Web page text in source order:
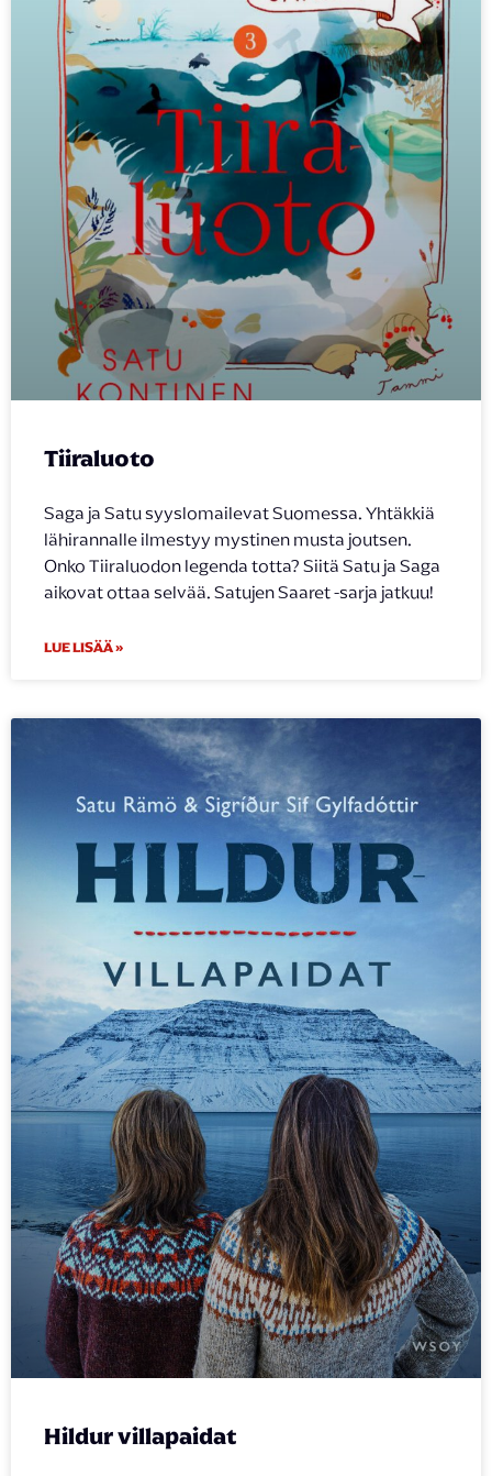
Tiiraluoto
Saga ja Satu syyslomailevat Suomessa. Yhtäkkiä
lähirannalle ilmestyy mystinen musta joutsen.
Onko Tiiraluodon legenda totta? Siitä Satu ja Saga
aikovat ottaa selvää. Satujen Saaret -sarja jatkuu!
LUE LISÄÄ »
Hildur villapaidat